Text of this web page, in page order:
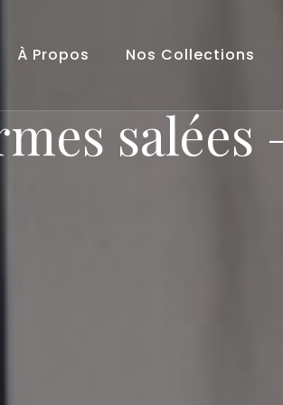
À Propos Nos Collections
salées